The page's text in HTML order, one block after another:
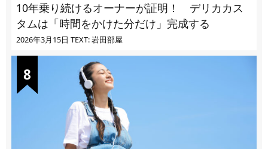
10年乗り続けるオーナーが証明！ デリカカス
タムは「時間をかけた分だけ」完成する
2026年3月15日 TEXT: 岩田部屋